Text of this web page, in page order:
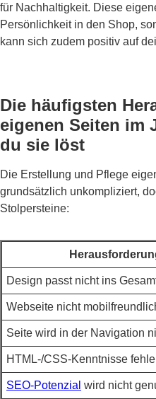
für Nachhaltigkeit. Diese
Persönlichkeit in den Shop,
kann sich zudem positiv auf
Die häufigsten
eigenen Seiten im
du sie löst
Die Erstellung und Pflege
grundsätzlich unkompliziert,
Stolpersteine:
Design passt nicht ins
Webseite nicht
Seite wird in der Navigation
HTML-/CSS-Kenntnisse
SEO-Potenzial wird nicht